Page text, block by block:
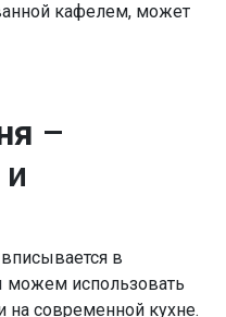
кафелем, может
–
в
использовать
на современной кухне.